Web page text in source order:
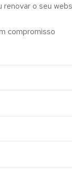
renovar o seu
compromisso